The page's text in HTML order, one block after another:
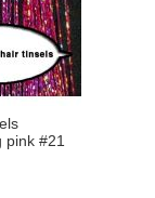
pink #21